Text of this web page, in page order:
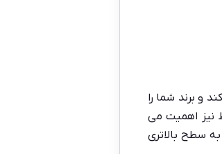
و برند شما را
نیز اهمیت می
به سطح بالاتری